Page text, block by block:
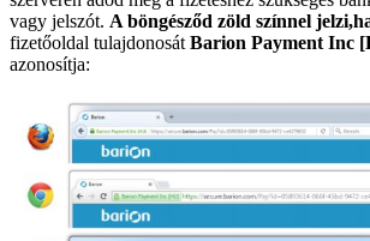
vagy jelszót. A böngésződ zöld színnel
fizetőoldal tulajdonosát Barion Payment Inc
azonosítja: